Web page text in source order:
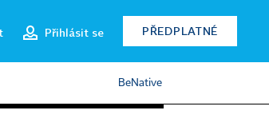
Přihlásit se PŘEDPLATNÉ
BeNative